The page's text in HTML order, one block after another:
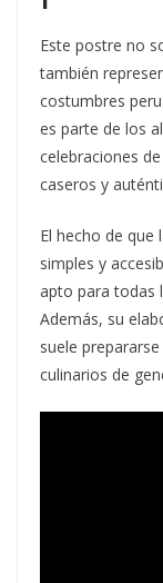
Este postre no
también
costumbres
es parte de los
celebraciones
caseros y
El hecho de que
simples y
apto para todas
Además, su
suele
culinarios de